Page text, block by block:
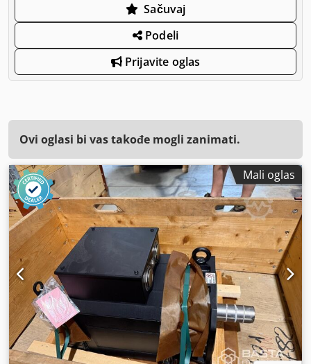
Sačuvaj
Podeli
Prijavite oglas
Ovi oglasi bi vas takođe mogli zanimati.
Mali oglas